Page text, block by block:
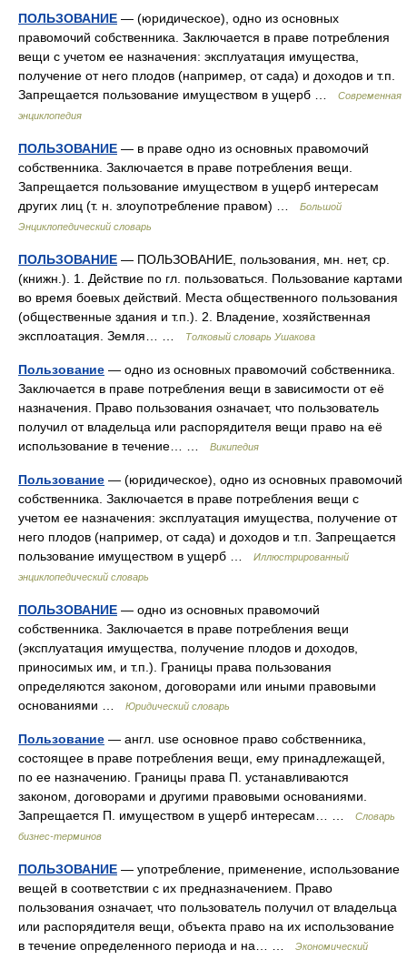
ПОЛЬЗОВАНИЕ — (юридическое), одно из основных
правомочий собственника. Заключается в праве потребления
вещи с учетом ее назначения: эксплуатация имущества,
получение от него плодов (например, от сада) и доходов и т.п.
Запрещается пользование имуществом в ущерб …
Современная
энциклопедия
ПОЛЬЗОВАНИЕ — в праве одно из основных правомочий
собственника. Заключается в праве потребления вещи.
Запрещается пользование имуществом в ущерб интересам
других лиц (т. н. злоупотребление правом) …
Большой
Энциклопедический словарь
ПОЛЬЗОВАНИЕ — ПОЛЬЗОВАНИЕ, пользования, мн. нет, ср.
(книжн.). 1. Действие по гл. пользоваться. Пользование картами
во время боевых действий. Места общественного пользования
(общественные здания и т.п.). 2. Владение, хозяйственная
эксплоатация. Земля… …
Толковый словарь Ушакова
Пользование — одно из основных правомочий собственника.
Заключается в праве потребления вещи в зависимости от её
назначения. Право пользования означает, что пользователь
получил от владельца или распорядителя вещи право на её
использование в течение… …
Википедия
Пользование — (юридическое), одно из основных правомочий
собственника. Заключается в праве потребления вещи с
учетом ее назначения: эксплуатация имущества, получение от
него плодов (например, от сада) и доходов и т.п. Запрещается
пользование имуществом в ущерб …
Иллюстрированный
энциклопедический словарь
ПОЛЬЗОВАНИЕ — одно из основных правомочий
собственника. Заключается в праве потребления вещи
(эксплуатация имущества, получение плодов и доходов,
приносимых им, и т.п.). Границы права пользования
определяются законом, договорами или иными правовыми
основаниями …
Юридический словарь
Пользование — англ. use основное право собственника,
состоящее в праве потребления вещи, ему принадлежащей,
по ее назначению. Границы права П. устанавливаются
законом, договорами и другими правовыми основаниями.
Запрещается П. имуществом в ущерб интересам… …
Словарь
бизнес-терминов
ПОЛЬЗОВАНИЕ — употребление, применение, использование
вещей в соответствии с их предназначением. Право
пользования означает, что пользователь получил от владельца
или распорядителя вещи, объекта право на их использование
в течение определенного периода и на… …
Экономический